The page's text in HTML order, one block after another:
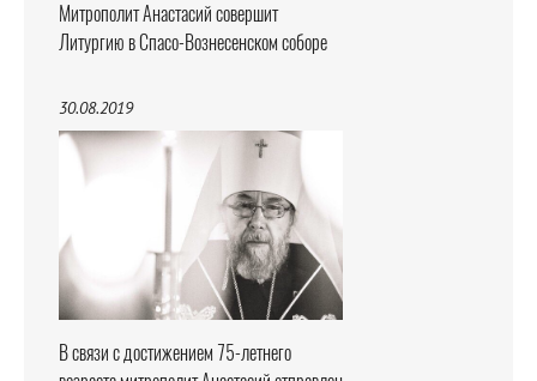
Митрополит Анастасий совершит
Литургию в Спасо-Вознесенском соборе
30.08.2019
В связи с достижением 75-летнего